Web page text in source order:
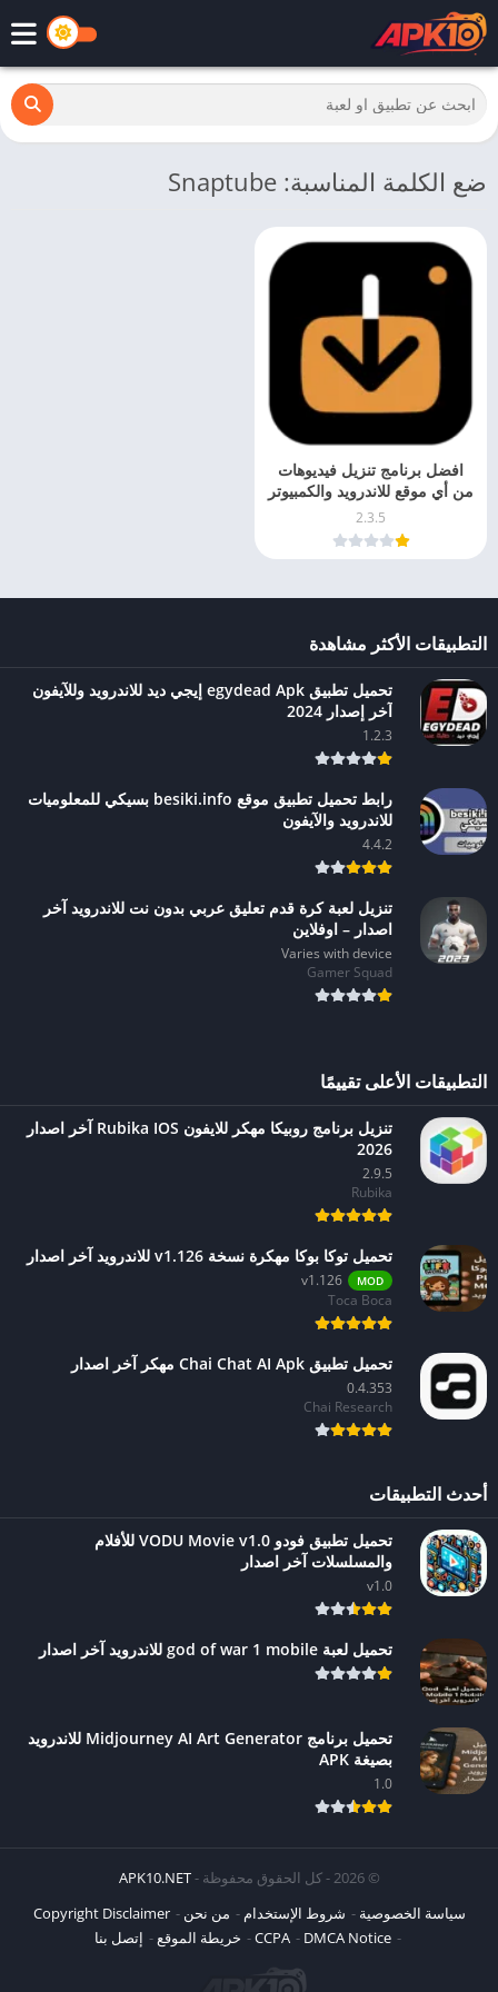
ضع الكلمة المناسبة: Snaptube
افضل برنامج تنزيل فيديوهات
من أي موقع للاندرويد والكمبيوتر
2025
2.3.5
التطبيقات الأكثر مشاهدة
تحميل تطبيق egydead Apk إيجي ديد للاندرويد وللآيفون
آخر إصدار 2024
1.2.3
رابط تحميل تطبيق موقع besiki.info بسيكي للمعلوميات
للاندرويد والآيفون
4.4.2
تنزيل لعبة كرة قدم تعليق عربي بدون نت للاندرويد آخر
اصدار – اوفلاين
Varies with device
Gamer Squad
التطبيقات الأعلى تقييمًا
تنزيل برنامج روبيكا مهكر للايفون Rubika IOS آخر اصدار
2026
2.9.5
Rubika
تحميل توكا بوكا مهكرة نسخة v1.126 للاندرويد آخر اصدار
MOD
v1.126
Toca Boca
تحميل تطبيق Chai Chat AI Apk مهكر آخر اصدار
0.4.353
Chai Research
أحدث التطبيقات
تحميل تطبيق فودو VODU Movie v1.0 للأفلام
والمسلسلات آخر اصدار
v1.0
تحميل لعبة god of war 1 mobile للاندرويد آخر اصدار
تحميل برنامج Midjourney AI Art Generator للاندرويد
بصيغة APK
1.0
© 2026 - كل الحقوق محفوظة -
APK10.NET
سياسة الخصوصية
شروط الإستخدام من نحن
Copyright Disclaimer
DMCA Notice
CCPA خريطة الموقع إتصل بنا